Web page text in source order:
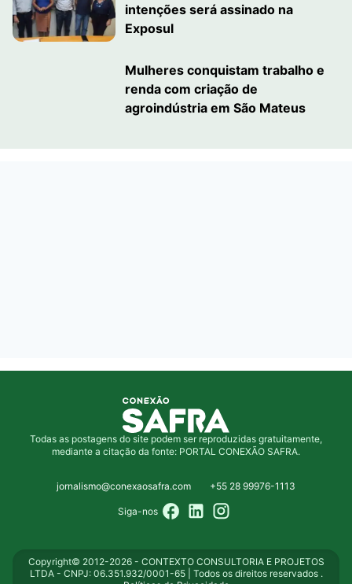
intenções será assinado na
Exposul
Mulheres conquistam trabalho e
renda com criação de
agroindústria em São Mateus
Todas as postagens do site podem ser reproduzidas gratuitamente,
mediante a citação da fonte: PORTAL CONEXÃO SAFRA.
jornalismo@conexaosafra.com +55 28 99976-1113
Siga-nos
Copyright© 2012-2026 - CONTEXTO CONSULTORIA E PROJETOS
LTDA - CNPJ: 06.351.932/0001-65 | Todos os direitos reservados .